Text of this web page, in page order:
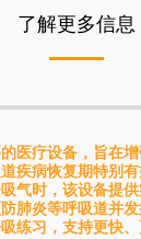
了解更多信息
医疗设备，旨在
疾病恢复期特别
气时，该设备提
肺炎等呼吸道并
练习，支持更快、